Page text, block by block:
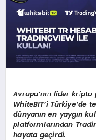
EĞİTİM
Avrupa’nın lider
WhiteBIT’i Türkiye’de
dünyanın en yaygın
platformlarından
hayata geçirdi.